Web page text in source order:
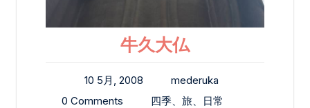
牛久大仏
10 5月, 2008
mederuka
0 Comments
四季、旅、日常